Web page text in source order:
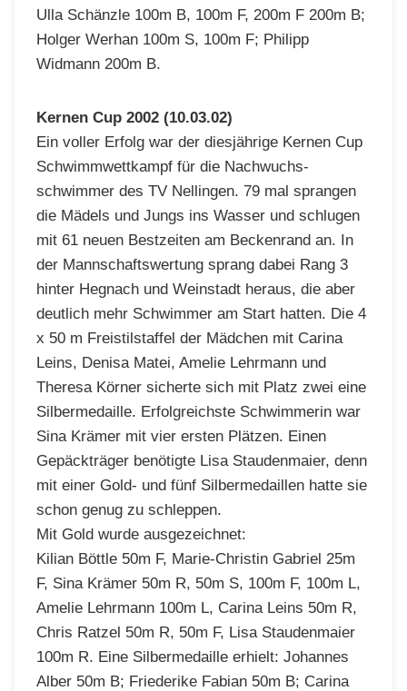
Ulla Schänzle 100m B, 100m F, 200m F 200m B;
Holger Werhan 100m S, 100m F; Philipp
Widmann 200m B.
Kernen Cup 2002 (10.03.02)
Ein voller Erfolg war der diesjährige Kernen Cup
Schwimmwettkampf für die Nachwuchs-
schwimmer des TV Nellingen. 79 mal sprangen
die Mädels und Jungs ins Wasser und schlugen
mit 61 neuen Bestzeiten am Beckenrand an. In
der Mannschaftswertung sprang dabei Rang 3
hinter Hegnach und Weinstadt heraus, die aber
deutlich mehr Schwimmer am Start hatten. Die 4
x 50 m Freistilstaffel der Mädchen mit Carina
Leins, Denisa Matei, Amelie Lehrmann und
Theresa Körner sicherte sich mit Platz zwei eine
Silbermedaille. Erfolgreichste Schwimmerin war
Sina Krämer mit vier ersten Plätzen. Einen
Gepäckträger benötigte Lisa Staudenmaier, denn
mit einer Gold- und fünf Silbermedaillen hatte sie
schon genug zu schleppen.
Mit Gold wurde ausgezeichnet:
Kilian Böttle 50m F, Marie-Christin Gabriel 25m
F, Sina Krämer 50m R, 50m S, 100m F, 100m L,
Amelie Lehrmann 100m L, Carina Leins 50m R,
Chris Ratzel 50m R, 50m F, Lisa Staudenmaier
100m R. Eine Silbermedaille erhielt: Johannes
Alber 50m B; Friederike Fabian 50m B; Carina